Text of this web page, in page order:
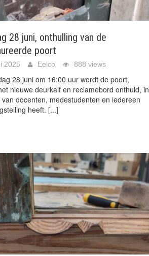
28 juni, onthulling van de
poort
2025 Eelco 888 views
28 juni om 16:00 uur wordt de poort,
nieuwe deurkalf en reclamebord onthuld, in
van docenten, medestudenten en iedereen
heeft. [...]